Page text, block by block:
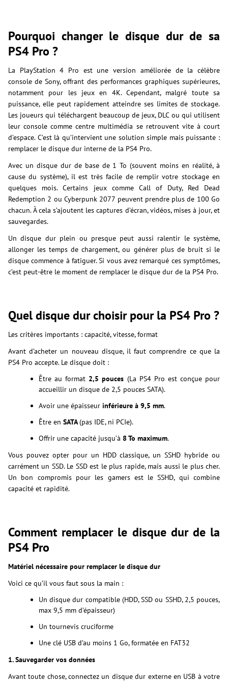
Pourquoi changer le disque dur de sa
PS4 Pro ?
La PlayStation 4 Pro est une version améliorée de la célèbre
console de Sony, offrant des performances graphiques supérieures,
notamment pour les jeux en 4K. Cependant, malgré toute sa
puissance, elle peut rapidement atteindre ses limites de stockage.
Les joueurs qui téléchargent beaucoup de jeux, DLC ou qui utilisent
leur console comme centre multimédia se retrouvent vite à court
d’espace. C’est là qu’intervient une solution simple mais puissante :
remplacer le disque dur interne de la PS4 Pro.
Avec un disque dur de base de 1 To (souvent moins en réalité, à
cause du système), il est très facile de remplir votre stockage en
quelques mois. Certains jeux comme Call of Duty, Red Dead
Redemption 2 ou Cyberpunk 2077 peuvent prendre plus de 100 Go
chacun. À cela s’ajoutent les captures d’écran, vidéos, mises à jour, et
sauvegardes.
Un disque dur plein ou presque peut aussi ralentir le système,
allonger les temps de chargement, ou générer plus de bruit si le
disque commence à fatiguer. Si vous avez remarqué ces symptômes,
c’est peut-être le moment de remplacer le disque dur de la PS4 Pro.
Quel disque dur choisir pour la PS4 Pro ?
Les critères importants : capacité, vitesse, format
Avant d’acheter un nouveau disque, il faut comprendre ce que la
PS4 Pro accepte. Le disque doit :
Être au format 2,5 pouces (La PS4 Pro est conçue pour
accueillir un disque de 2,5 pouces SATA).
Avoir une épaisseur inférieure à 9,5 mm.
Être en SATA(pas IDE, ni PCIe).
Offrir une capacité jusqu’à 8 To maximum.
Vous pouvez opter pour un HDD classique, un SSHD hybride ou
carrément un SSD. Le SSD est le plus rapide, mais aussi le plus cher.
Un bon compromis pour les gamers est le SSHD, qui combine
capacité et rapidité.
Comment remplacer le disque dur de la
PS4 Pro
Matériel nécessaire pour remplacer le disque dur
Voici ce qu’il vous faut sous la main :
Un disque dur compatible (HDD, SSD ou SSHD, 2,5 pouces,
max 9,5 mm d’épaisseur)
Un tournevis cruciforme
Une clé USB d’au moins 1 Go, formatée en FAT32
1. Sauvegarder vos données
Avant toute chose, connectez un disque dur externe en USB à votre